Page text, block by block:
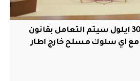
ادارة الدولة: بعد 30 ايلول سيتم التعامل بقانون
مع اي سلوك مسلح خارج اطار